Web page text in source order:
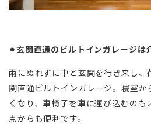
⚫︎玄関直通のビルトインガレージは
雨にぬれずに車と玄関を行き来し
関直通ビルトインガレージ。寝室
くなり、車椅子を車に運び込むの
点からも便利です。